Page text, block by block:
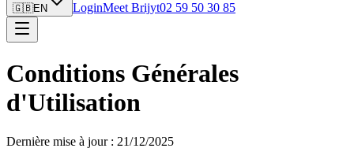
🇬🇧EN LoginMeet Brijyt02 59 50 30 85
Conditions Générales
d'Utilisation
Dernière mise à jour : 21/12/2025